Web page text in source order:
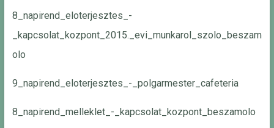
8_napirend_eloterjesztes_-
_kapcsolat_kozpont_2015._evi_munkarol_szolo_beszam
olo
9_napirend_eloterjesztes_-_polgarmester_cafeteria
8_napirend_melleklet_-_kapcsolat_kozpont_beszamolo